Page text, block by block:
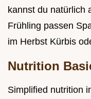
kannst du natürlich
Frühling passen
im Herbst Kürbis
Nutrition
Simplified nutrition